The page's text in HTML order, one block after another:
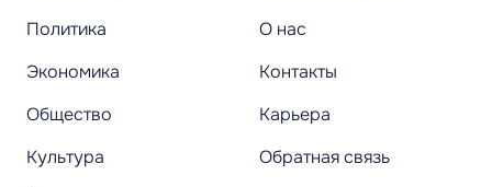
Политика
Экономика
Общество
Культура
О нас
Контакты
Карьера
Обратная связь